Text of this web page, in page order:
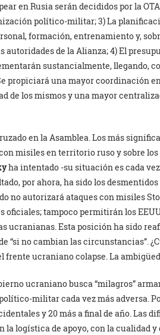
en Rusia serán decididos por la
político-militar; 3) La
formación, entrenamiento y,
autoridades de la Alianza; 4) El
sustancialmente, llegando,
propiciará una mayor coordinación
de los mismos y una mayor
en la Asamblea. Los más
misiles en territorio ruso y sobre los
ha intentado -su situación es cada
por ahora, ha sido los
no autorizará ataques con misiles
oficiales; tampoco permitirán los
ucranianas. Esta posición ha sido
“si no cambian las circunstancias”.
frente ucraniano colapse. La
ucraniano busca “milagros”
militar cada vez más adversa.
y 20 más a final de año. Las
la logística de apoyo, con la cualidad y